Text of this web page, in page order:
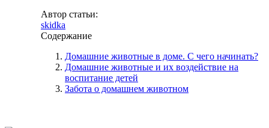
Автор статьи:
skidka
Содержание
Домашние животные в доме. С чего начинать?
Домашние животные и их воздействие на
воспитание детей
Забота о домашнем животном